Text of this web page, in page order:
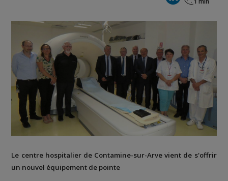
Le centre hospitalier de Contamine-sur-Arve vient de s'offrir
un nouvel équipement de pointe